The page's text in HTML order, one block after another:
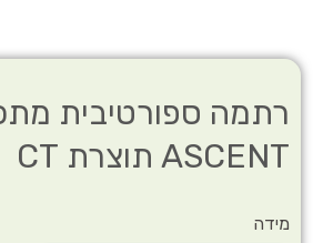
רתמה ספורטיבית
ASCENT תוצרת CT
מידה